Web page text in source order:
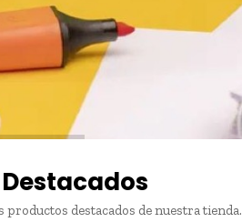
destacados de nuestra tienda.